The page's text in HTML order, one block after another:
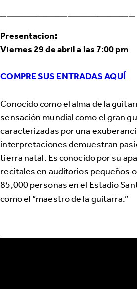
Presentacion:
Viernes 29 de abril a las 7:00 pm
COMPRE SUS ENTRADAS AQUÍ
Conocido como el alma de la
sensación mundial como el gran
caracterizadas por una
interpretaciones demuestran
tierra natal. Es conocido por su
recitales en auditorios pequeños
85,000 personas en el Estadio
como el “maestro de la guitarra.”